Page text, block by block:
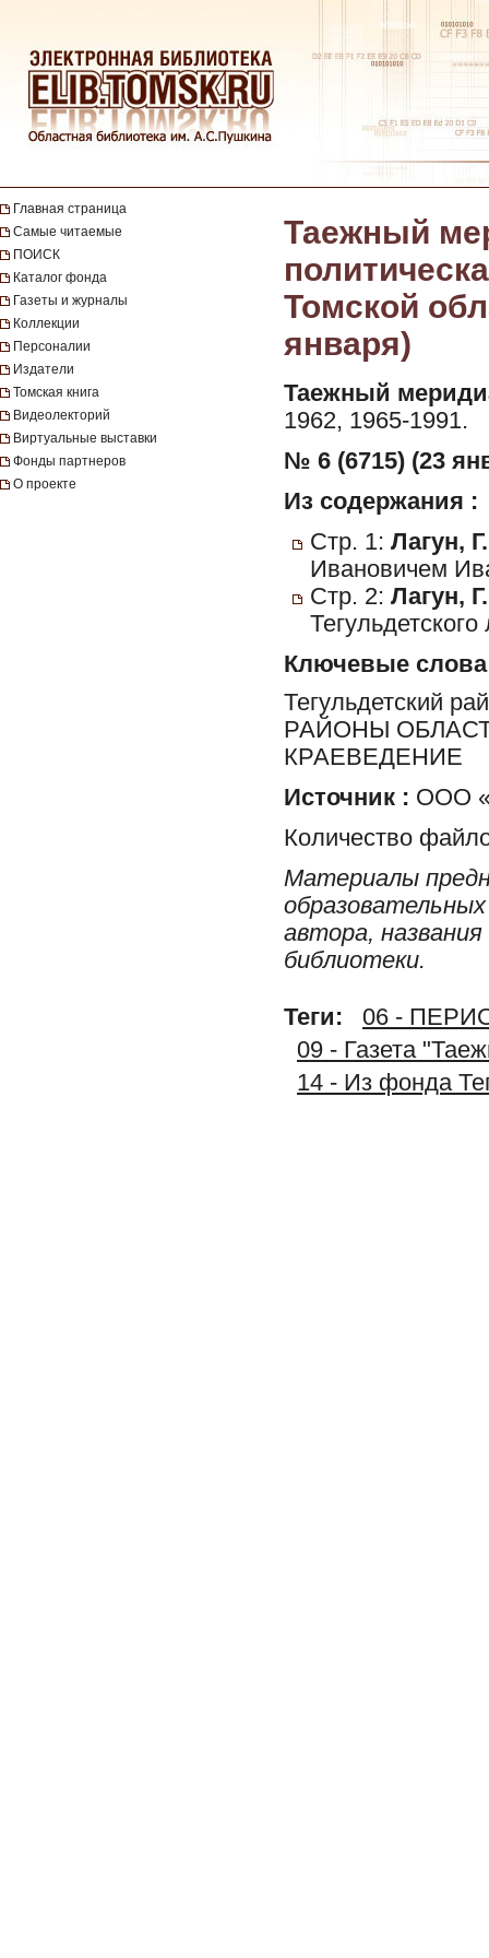
Главная страница
Самые читаемые
ПОИСК
Каталог фонда
Газеты и журналы
Коллекции
Персоналии
Издатели
Томская книга
Видеолекторий
Виртуальные выставки
Фонды партнеров
О проекте
Таежный
Томской
января)
Таежный
1962, 1965-1991.
№ 6 (6715) (23
Из содержания :
Стр. 1: Лагун, Г.
Ивановичем
Стр. 2: Лагун, Г.
Ключевые слова
Тегульдетский
РАЙОНЫ
КРАЕВЕДЕНИЕ
Источник : ООО
Количество
Материалы
автора,
библиотеки.
Теги:
06 -
09 - Газета
14 - Из фонда